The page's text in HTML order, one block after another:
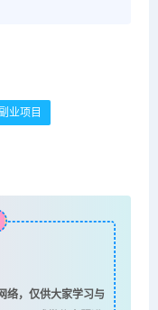
副业项目
络，仅供大家学习与